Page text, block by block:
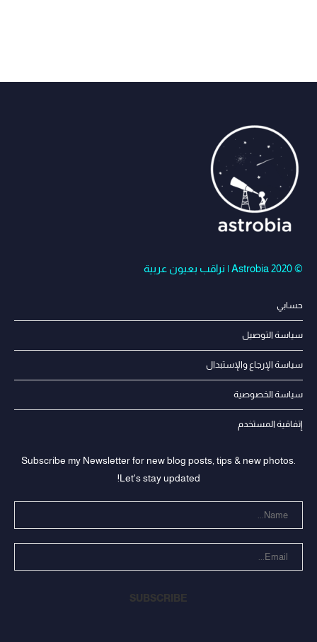
© Astrobia 2020 | نراقب بعيون عربية
حسابي
سياسة التوصيل
سياسة الإرجاع والإستبدال
سياسة الخصوصية
إتفاقية المستخدم
Subscribe my Newsletter for new blog posts, tips & new photos.
Let's stay updated!